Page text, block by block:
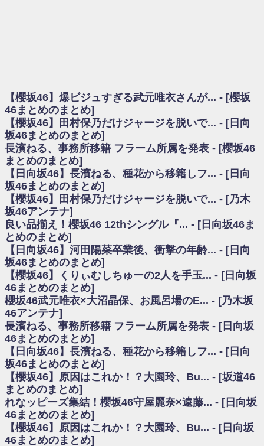
日向坂46まとめのまとめ / 【日向坂46】富田鈴花1st写真集、発売記念記者
会見の模様がこちら！
乃木坂欅坂まとめのまとめ / 【日向坂46】河田陽菜卒業の影響、ガチでデ
カそう...
欅坂あんてな ～欅坂46のニュース・情報・話題をピックアップ / れなッ
ピーズ集結！櫻坂46守屋麗奈×遠藤理子、8/6「ラヴィット！」水曜スタジオ出
演決定
欅坂/日向坂46まとめのまとめ / 【櫻坂46】田村保乃だけジャージを脱いで
いた理由
日向坂46まとめのまとめ / 【日向坂46】若林さん「笑えないぐらい師匠だ
から」佐々木久美と卒業後初の共演の様子がこちら！【激レアさん】
日向坂46まとめのまとめ / 【元日向坂46】情報解禁前で言えない！？丹生
ちゃん、メンバーと会った模様
乃木坂欅坂まとめのまとめ / 【日向坂46】この月、何かあるのか！？『お
願いバッハ！』ミーグリ日程がこちら
欅坂/日向坂46まとめのまとめ / 【櫻坂46】ミーグリで喧嘩！？山下瞳月、
これはマジギレしてる
乃木坂46アンテナ / 【櫻坂46】ハリソン守屋「ゆーづのせいです」【ラヴ
ィット!】
乃木坂あんてな ～乃木坂46・欅坂46・日向坂46のニュース・情報・話題
をピックアップ / 良い品揃え！櫻坂46 12thシングル『Make or Break』オフィ
シャルグッズ絶賛販売受付中
日向坂46まとめのまとめ / 【日向坂46】この月、何かあるのか！？『お願
いバッハ！』ミーグリ日程がこちら
日向坂46まとめのまとめ / 【元日向坂46】この卒業生、めちゃくちゃテレ
ビで見かけるな
欅坂/日向坂46まとめのまとめ / 【櫻坂46】リアルミーグリであの販売も！
『Make or Break』オフィシャルグッズ解禁
乃木坂46アンテナ / 【櫻坂46】ミーグリで喧嘩！？山下瞳月、これはマジ
ギレしてる
乃木坂あんてな ～乃木坂46・欅坂46・日向坂46のニュース・情報・話題
をピックアップ / れなッピーズ集結！櫻坂46守屋麗奈×遠藤理子、8/6「ラヴィ
ット！」水曜スタジオ出演決定
【櫻坂46】爆ビジュすぎる武元唯衣さんが... - [櫻坂
46まとめのまとめ]
【櫻坂46】田村保乃だけジャージを脱いで... - [日向
坂46まとめのまとめ]
長濱ねる、事務所移籍 フラーム所属を発表 - [櫻坂46
まとめのまとめ]
【日向坂46】長濱ねる、種花から移籍しフ... - [日向
坂46まとめのまとめ]
【櫻坂46】田村保乃だけジャージを脱いで... - [乃木
坂46アンテナ]
良い品揃え！櫻坂46 12thシングル『... - [日向坂46ま
とめのまとめ]
【日向坂46】河田陽菜卒業後、衝撃の年齢... - [日向
坂46まとめのまとめ]
【櫻坂46】くりぃむしちゅーの2人を手玉... - [日向坂
46まとめのまとめ]
櫻坂46武元唯衣×大沼晶保、お風呂場のE... - [乃木坂
46アンテナ]
長濱ねる、事務所移籍 フラーム所属を発表 - [日向坂
46まとめのまとめ]
【日向坂46】長濱ねる、種花から移籍しフ... - [日向
坂46まとめのまとめ]
【櫻坂46】原因はこれか！？大園玲、Bu... - [坂道46
まとめのまとめ]
れなッピーズ集結！櫻坂46守屋麗奈×遠藤... - [日向坂
46まとめのまとめ]
【櫻坂46】原因はこれか！？大園玲、Bu... - [日向坂
46まとめのまとめ]